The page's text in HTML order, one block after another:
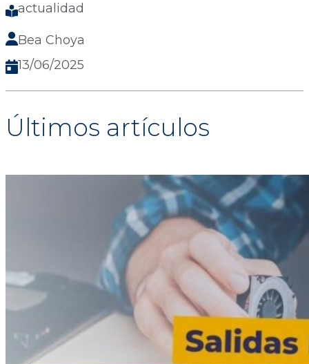
actualidad
Bea Choya
13/06/2025
Últimos artículos